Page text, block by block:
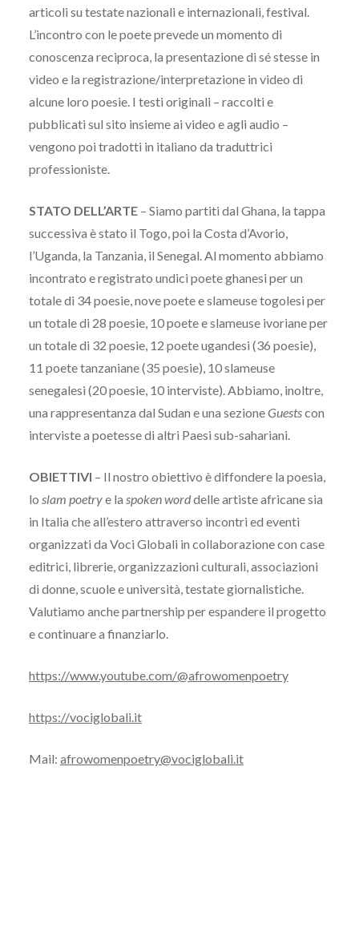
articoli su testate nazionali e internazionali, festival.
L’incontro con le poete prevede un momento di
conoscenza reciproca, la presentazione di sé stesse in
video e la registrazione/interpretazione in video di
alcune loro poesie. I testi originali – raccolti e
pubblicati sul sito insieme ai video e agli audio –
vengono poi tradotti in italiano da traduttrici
professioniste.
STATO DELL’ARTE– Siamo partiti dal Ghana, la tappa
successiva è stato il Togo, poi la Costa d’Avorio,
l’Uganda, la Tanzania, il Senegal. Al momento abbiamo
incontrato e registrato undici poete ghanesi per un
totale di 34 poesie, nove poete e slameuse togolesi per
un totale di 28 poesie, 10 poete e slameuse ivoriane per
un totale di 32 poesie, 12 poete ugandesi (36 poesie),
11 poete tanzaniane (35 poesie), 10 slameuse
senegalesi (20 poesie, 10 interviste). Abbiamo, inoltre,
una rappresentanza dal Sudan e una sezioneGuestscon
interviste a poetesse di altri Paesi sub-sahariani.
OBIETTIVI – Il nostro obiettivo è diffondere la poesia,
lo slam poetrye la spoken worddelle artiste africane sia
in Italia che all’estero attraverso incontri ed eventi
organizzati da Voci Globali in collaborazione con case
editrici, librerie, organizzazioni culturali, associazioni
di donne, scuole e università, testate giornalistiche.
Valutiamo anche partnership per espandere il progetto
e continuare a finanziarlo.
https://www.youtube.com/@afrowomenpoetry
https://vociglobali.it
Mail: afrowomenpoetry@vociglobali.it